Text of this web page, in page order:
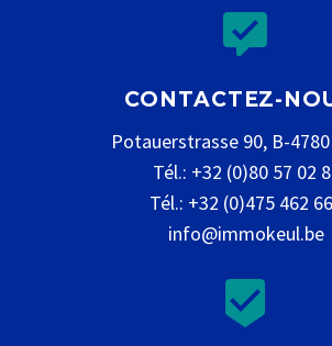


CONTACTEZ-
Potauerstrasse 90, B-
Tél.: +32 (0)80 57 02
Tél.: +32 (0)475 462
info@immokeul.be

